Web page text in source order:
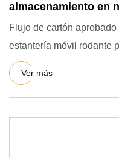
almacenamiento en
Flujo de cartón
estantería móvil rodante
almacenes industriales
Ver más